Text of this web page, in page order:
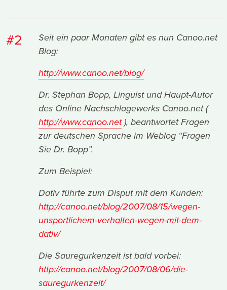
#2
Seit ein paar Monaten gibt es nun Canoo.net
Blog:
http://www.canoo.net/blog/
Dr. Stephan Bopp, Linguist und Haupt-Autor
des Online Nachschlagewerks Canoo.net (
http://www.canoo.net), beantwortet Fragen
zur deutschen Sprache im Weblog “Fragen
Sie Dr. Bopp”.
Zum Beispiel:
Dativ führte zum Disput mit dem Kunden:
http://canoo.net/blog/2007/08/15/wegen-
unsportlichem-verhalten-wegen-mit-dem-
dativ/
Die Sauregurkenzeit ist bald vorbei:
http://canoo.net/blog/2007/08/06/die-
sauregurkenzeit/